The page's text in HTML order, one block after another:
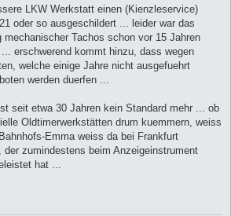
LKW Werkstatt einen (Kienzleservice)
oder so ausgeschildert ... leider war das
mechanischer Tachos schon vor 15 Jahren
erschwerend kommt hinzu, dass wegen
welche einige Jahre nicht ausgefuehrt
werden duerfen ...
seit etwa 30 Jahren kein Standard mehr ... ob
Oldtimerwerkstätten drum kuemmern, weiss
Emma weiss da bei Frankfurt
der zumindestens beim Anzeigeinstrument
hat ...